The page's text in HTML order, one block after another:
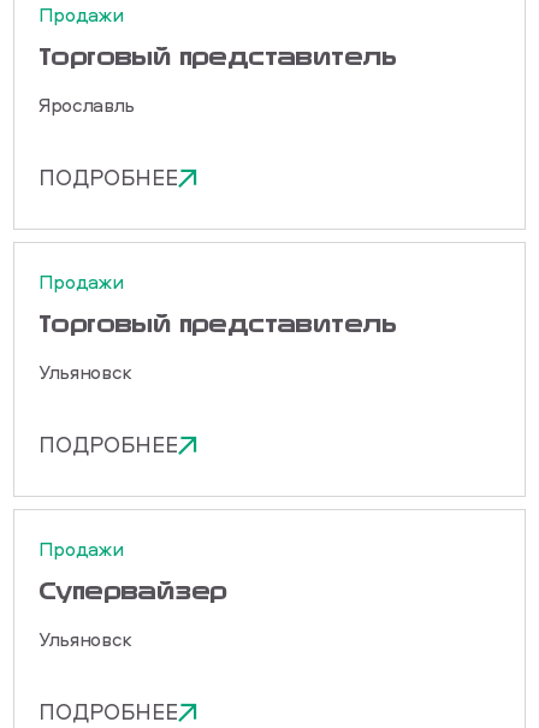
Продажи
Торговый представитель
Ярославль
ПОДРОБНЕЕ
Продажи
Торговый представитель
Ульяновск
ПОДРОБНЕЕ
Продажи
Cупервайзер
Ульяновск
ПОДРОБНЕЕ